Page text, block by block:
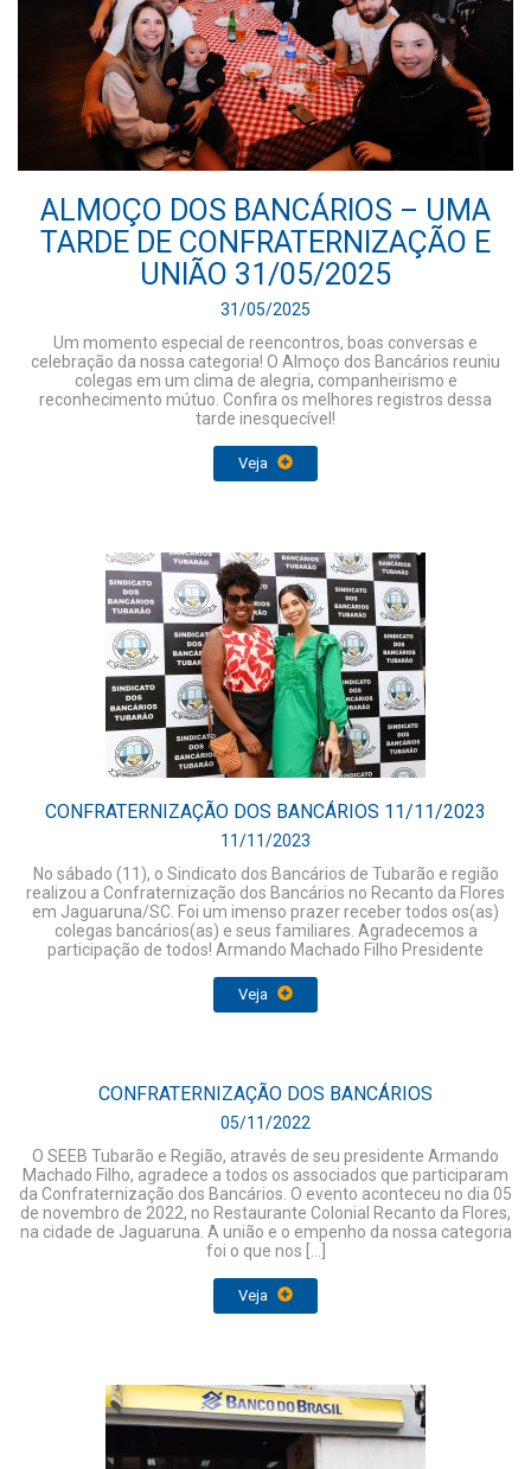
ALMOÇO DOS BANCÁRIOS – UMA
TARDE DE CONFRATERNIZAÇÃO E
UNIÃO 31/05/2025
31/05/2025
Um momento especial de reencontros, boas conversas e
celebração da nossa categoria! O Almoço dos Bancários reuniu
colegas em um clima de alegria, companheirismo e
reconhecimento mútuo. Confira os melhores registros dessa
tarde inesquecível!
Veja
CONFRATERNIZAÇÃO DOS BANCÁRIOS 11/11/2023
11/11/2023
No sábado (11), o Sindicato dos Bancários de Tubarão e região
realizou a Confraternização dos Bancários no Recanto da Flores
em Jaguaruna/SC. Foi um imenso prazer receber todos os(as)
colegas bancários(as) e seus familiares. Agradecemos a
participação de todos! Armando Machado Filho Presidente
Veja
CONFRATERNIZAÇÃO DOS BANCÁRIOS
05/11/2022
O SEEB Tubarão e Região, através de seu presidente Armando
Machado Filho, agradece a todos os associados que participaram
da Confraternização dos Bancários. O evento aconteceu no dia 05
de novembro de 2022, no Restaurante Colonial Recanto da Flores,
na cidade de Jaguaruna. A união e o empenho da nossa categoria
foi o que nos […]
Veja